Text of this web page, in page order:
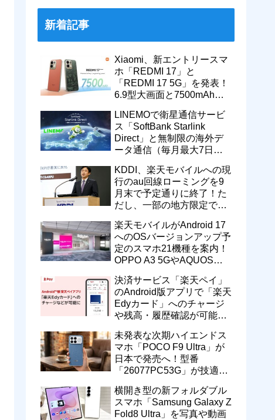
新着記事
Xiaomi、新エントリースマ
ホ「REDMI 17」と
「REDMI 17 5G」を発表！
6.9型大画面と7500mAhバ
でも発売予定
LINEMOで衛星通信サービ
ス「SoftBank Starlink
Direct」と無制限の海外デ
ータ通信（毎月最大7日
から利用可能
KDDI、楽天モバイルへの現
行のau回線ローミングを9
月末で予定通りに終了！た
だし、一部の地方限定では
維持に協力へ
楽天モバイルがAndroid 17
へのOSバージョンアップ予
定のスマホ21機種を案内！
OPPO A3 5GやAQUOS
対象
決済サービス「楽天ペイ」
のAndroid版アプリで「楽天
Edyカード」へのチャージ
や残高・履歴確認が可能
交換なども
未発表な次期ハイエンドス
マホ「POCO F9 Ultra」が
日本で発売へ！型番
「26077PC53G」が技適通
テリー搭載に
横開き型の新フォルダブル
スマホ「Samsung Galaxy Z
Fold8 Ultra」を写真や動画